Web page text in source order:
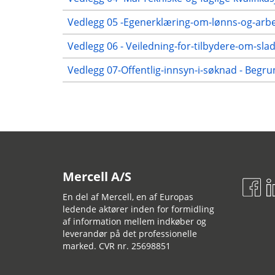
Vedlegg 05 -Egenerklæring-om-lønns-og-
Vedlegg 06 - Veiledning-for-tilbydere-om-
Vedlegg 07-Offentlig-innsyn-i-søknad -
Mercell A/S
En del af Mercell, en af Europas
ledende aktører inden for formidling
af information mellem indkøber og
leverandør på det professionelle
marked. CVR nr. 25698851